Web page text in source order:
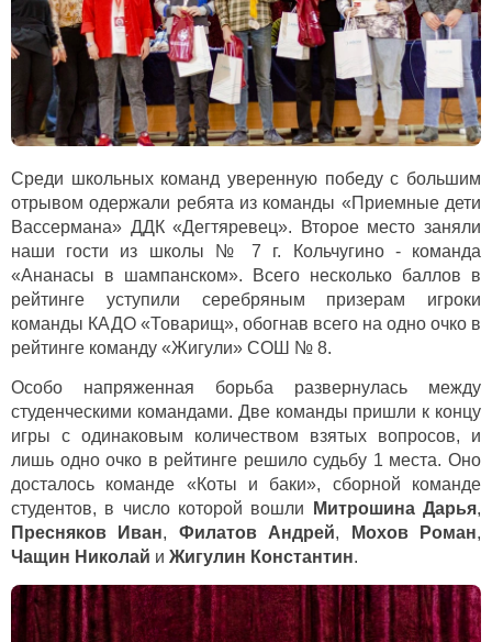
Среди школьных команд уверенную победу с большим
отрывом одержали ребята из команды «Приемные дети
Вассермана» ДДК «Дегтяревец». Второе место заняли
наши гости из школы № 7 г. Кольчугино - команда
«Ананасы в шампанском». Всего несколько баллов в
рейтинге уступили серебряным призерам игроки
команды КАДО «Товарищ», обогнав всего на одно очко в
рейтинге команду «Жигули» СОШ № 8.
Особо напряженная борьба развернулась между
студенческими командами. Две команды пришли к концу
игры с одинаковым количеством взятых вопросов, и
лишь одно очко в рейтинге решило судьбу 1 места. Оно
досталось команде «Коты и баки», сборной команде
студентов, в число которой вошли
Митрошина Дарья,
Пресняков Иван, Филатов Андрей, Мохов Роман,
Чащин Николай и Жигулин Константин.